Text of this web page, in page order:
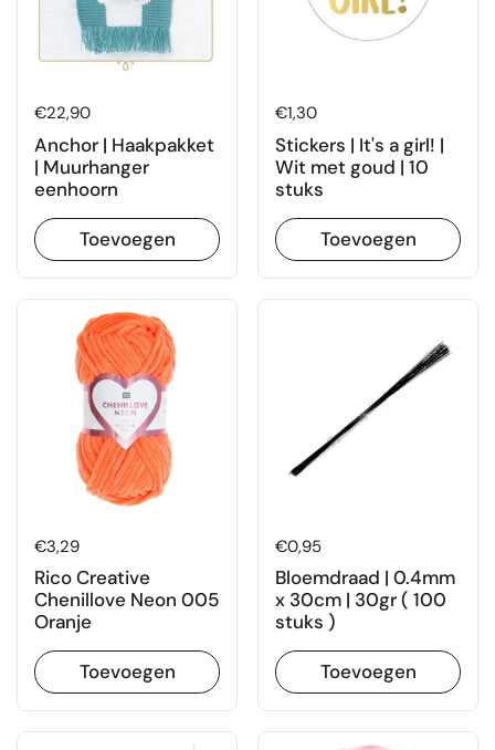
Prijs:
€22,90
Anchor | Haakpakket
| Muurhanger
eenhoorn
Toevoegen
Prijs:
€1,30
Stickers | It's a girl! |
Wit met goud | 10
stuks
Toevoegen
Prijs:
€3,29
Rico Creative
Chenillove Neon 005
Oranje
Toevoegen
Prijs:
€0,95
Bloemdraad | 0.4mm
x 30cm | 30gr ( 100
stuks )
Toevoegen